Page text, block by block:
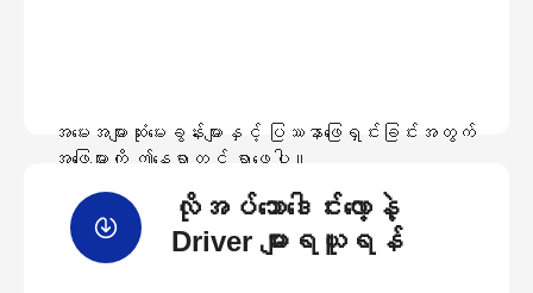
အမေးအများဆုံးမေးခွန်းများနှင့် ပြဿနာဖြေရှင်းခြင်းအတွက်
အဖြေများကို ဤနေရာတွင် ရှာဖွေပါ။
အမေးအဖြေများကြည့်ရှုရန်
လိုအပ်သောဒေါင်းလော့နဲ့
Driver များရယူရန်